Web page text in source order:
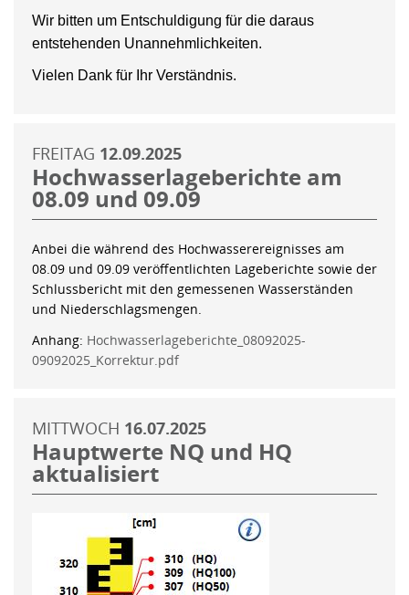
Wir bitten um Entschuldigung für die daraus
entstehenden Unannehmlichkeiten.
Vielen Dank für Ihr Verständnis.
FREITAG 12.09.2025
Hochwasserlageberichte am
08.09 und 09.09
Anbei die während des Hochwasserereignisses am
08.09 und 09.09 veröffentlichten Lageberichte sowie der
Schlussbericht mit den gemessenen Wasserständen
und Niederschlagsmengen.
Anhang: Hochwasserlageberichte_08092025-
09092025_Korrektur.pdf
MITTWOCH 16.07.2025
Hauptwerte NQ und HQ
aktualisiert